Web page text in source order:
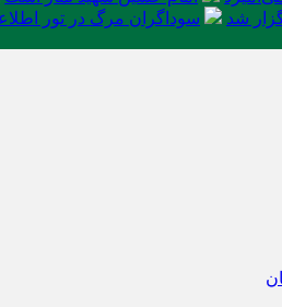
شد
سوداگران مرگ در تور